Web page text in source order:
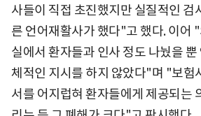
사들이 직접 초진했지만 실질적인 검
른 언어재활사가 했다"고 했다. 이어
실에서 환자들과 인사 정도 나눴을
체적인 지시를 하지 않았다"며 "보험
서를 어지럽혀 환자들에게 제공되는